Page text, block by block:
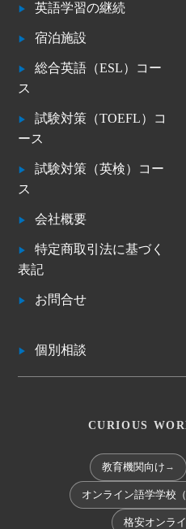
英語学習の継続
宿泊施設
総合英語（ESL）コー
ス
試験対策（TOEFL）コ
ース
試験対策（英検）コー
ス
会社概要
特定商取引法に基づく
表記
お問合せ
個別相談
CURIOUS
教育機関向け →
オンライン語学学校
格安オンラ